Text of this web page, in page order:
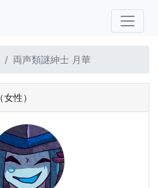
両声類謎紳士 月華
（女性）